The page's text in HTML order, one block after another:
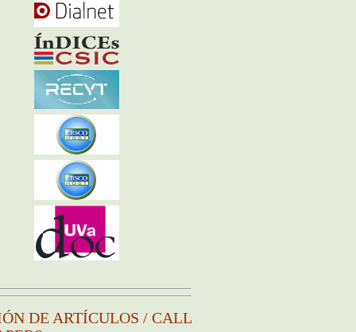
DE ARTÍCULOS / CALL